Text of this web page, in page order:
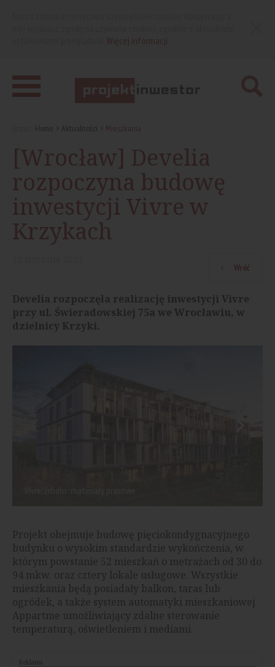
Home Aktualności Mieszkania
[Wrocław] Develia
rozpoczyna budowę
inwestycji Vivre w
Krzykach
Wróć
Develia rozpoczęła realizację inwestycji Vivre
przy ul. Świeradowskiej 75a we Wrocławiu, w
dzielnicy Krzyki.
Projekt obejmuje budowę pięciokondygnacyjnego
budynku o wysokim standardzie wykończenia, w
którym powstanie 52 mieszkań o metrażach od 30 do
94 mkw. oraz cztery lokale usługowe. Wszystkie
mieszkania będą posiadały balkon, taras lub
ogródek, a także system automatyki mieszkaniowej
Appartme umożliwiający zdalne sterowanie
temperaturą, oświetleniem i mediami.
Reklama